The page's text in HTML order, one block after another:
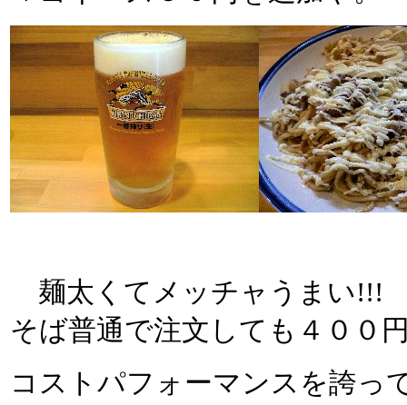
麺太くてメッチャうまい!!!
そば普通で注文しても４００
コストパフォーマンスを誇っ